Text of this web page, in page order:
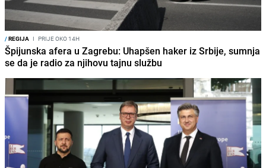
/REGIJA I PRIJE OKO 14H
Špijunska afera u Zagrebu: Uhapšen haker iz Srbije, sumnja
se da je radio za njihovu tajnu službu